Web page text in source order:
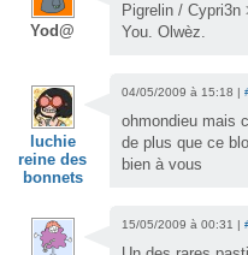
Yod@
Pigrelin /
You. Olwèz.
luchie
reine des
bonnets
04/05/2009 à 15:18 |
ohmondieu mais
de plus que ce
bien à vous
15/05/2009 à 00:31 |